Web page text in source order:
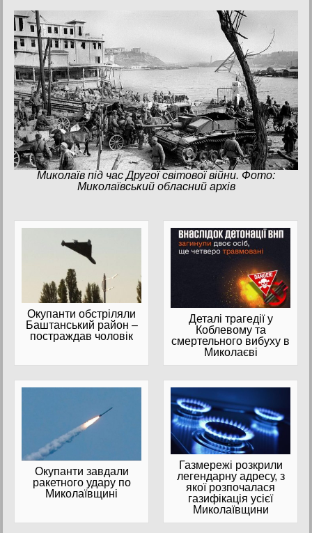
Миколаїв під час Другої світової війни. Фото:
Миколаївський обласний архів
Окупанти обстріляли
Баштанський район –
постраждав чоловік
Деталі трагедії у
Коблевому та
смертельного вибуху в
Миколаєві
Окупанти завдали
ракетного удару по
Миколаївщині
Газмережі розкрили
легендарну адресу, з
якої розпочалася
газифікація усієї
Миколаївщини